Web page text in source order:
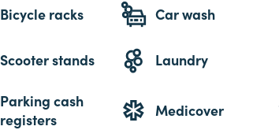
Bicycle racks Car wash
Scooter stands Laundry
Parking cash
registers
Medicover